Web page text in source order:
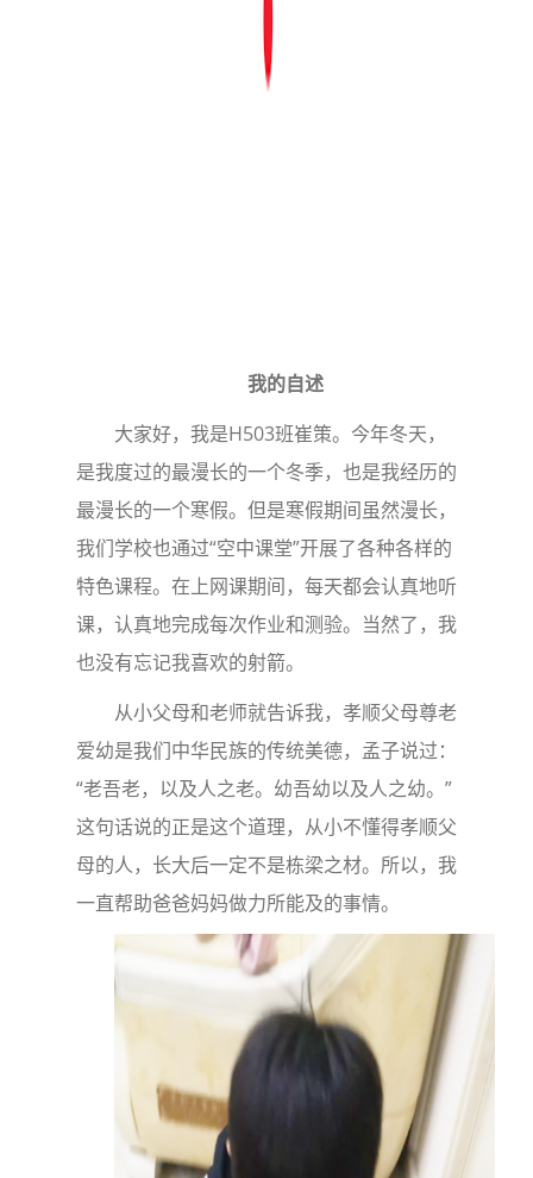
我的自述
大家好，我是H503班崔策。今年冬天，
是我度过的最漫长的一个冬季，也是我经历的
最漫长的一个寒假。但是寒假期间虽然漫长，
我们学校也通过“空中课堂”开展了各种各样的
特色课程。在上网课期间，每天都会认真地听
课，认真地完成每次作业和测验。当然了，我
也没有忘记我喜欢的射箭。
从小父母和老师就告诉我，孝顺父母尊老
爱幼是我们中华民族的传统美德，孟子说过：
“老吾老，以及人之老。幼吾幼以及人之幼。”
这句话说的正是这个道理，从小不懂得孝顺父
母的人，长大后一定不是栋梁之材。所以，我
一直帮助爸爸妈妈做力所能及的事情。